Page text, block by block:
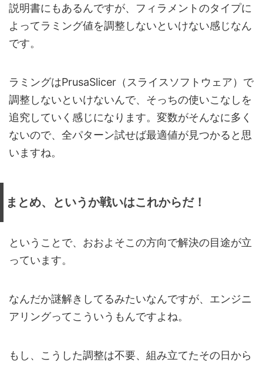
説明書にもあるんですが、フィラメントのタイプに
よってラミング値を調整しないといけない感じなん
です。
ラミングはPrusaSlicer（スライスソフトウェア）で
調整しないといけないんで、そっちの使いこなしを
追究していく感じになります。変数がそんなに多く
ないので、全パターン試せば最適値が見つかると思
いますね。
まとめ、というか戦いはこれからだ！
ということで、おおよそこの方向で解決の目途が立
っています。
なんだか謎解きしてるみたいなんですが、エンジニ
アリングってこういうもんですよね。
もし、こうした調整は不要、組み立てたその日から